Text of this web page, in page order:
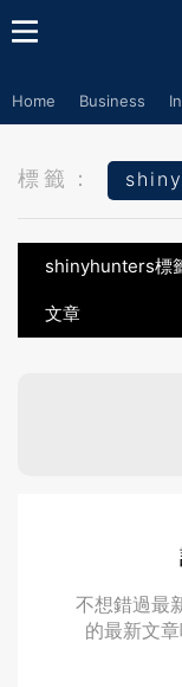
Home Business
標籤：
shinyhunters標
文章
不想錯過最
的最新文